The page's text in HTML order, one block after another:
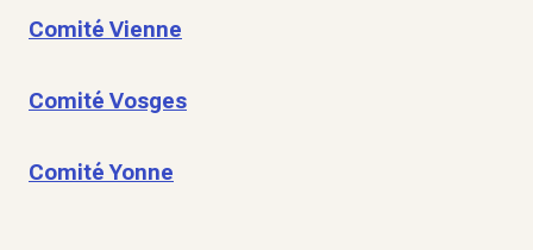
Comité Vienne
Comité Vosges
Comité Yonne